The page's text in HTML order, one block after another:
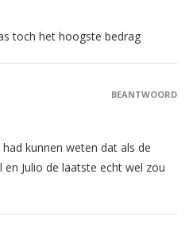
toch het hoogste bedrag
kunnen weten dat als de
Julio de laatste echt wel zou
BEANTWOORD